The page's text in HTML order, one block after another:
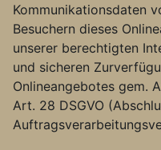
Kommunikationsdaten
Besuchern dieses
unserer berechtigten
und sicheren
Onlineangebotes gem.
Art. 28 DSGVO